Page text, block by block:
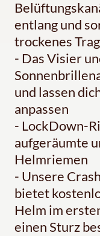
entlang und
trockenes
- Das Visier
und lassen
anpassen
- LockDown-
aufgeräumte
Helmriemen
- Unsere
bietet
Helm im
einen Sturz